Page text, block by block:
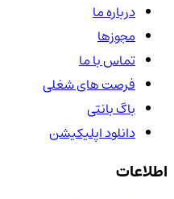
درباره ما
مجوزها
تماس با ما
فرصت های شغلی
باگ بانتی
دانلود اپلیکیشن
اطلاعات